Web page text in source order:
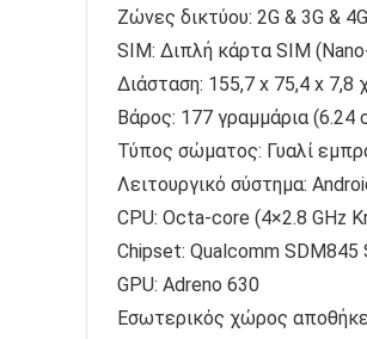
Ζώνες δικτύου: 2G & 3G & 4G
SIM: Διπλή κάρτα SIM
Διάσταση: 155,7 x 75,4 x 7,8
Βάρος: 177 γραμμάρια (6.24
Τύπος σώματος: Γυαλί
Λειτουργικό σύστημα:
CPU: Octa-core (4×2.8 GHz
Chipset: Qualcomm SDM845
GPU: Adreno 630
Εσωτερικός χώρος